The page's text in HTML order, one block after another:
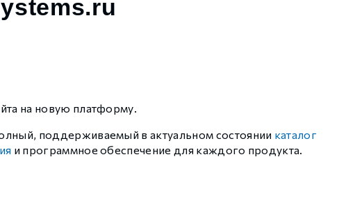
на новую платформу.
поддерживаемый в актуальном состоянии каталог
и программное обеспечение для каждого продукта.